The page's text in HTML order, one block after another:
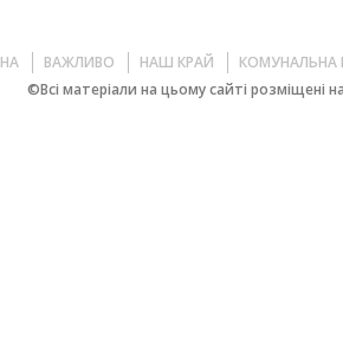
ВАЖЛИВО НАШ КРАЙ
КОМУНАЛЬНА
©Всі матеріали на цьому сайті розміщені